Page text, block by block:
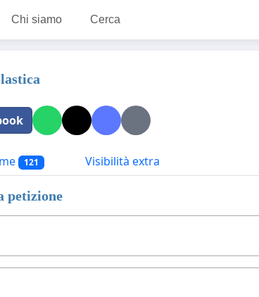
Chi siamo Cerca
121 Visibilità extra
petizione